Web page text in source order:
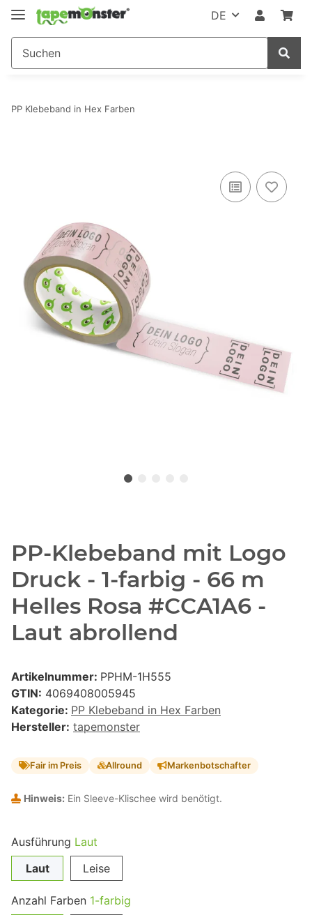
DE
PP Klebeband in Hex Farben
PP-Klebeband mit Logo
Druck - 1-farbig - 66 m
Helles Rosa #CCA1A6 -
Laut abrollend
Artikelnummer: PPHM-1H555
GTIN: 4069408005945
Kategorie: PP Klebeband in Hex Farben
Hersteller: tapemonster
Fair im Preis Allround Markenbotschafter
Hinweis: Ein Sleeve-Klischee wird benötigt.
Ausführung Laut
Laut
Leise
Anzahl Farben 1-farbig